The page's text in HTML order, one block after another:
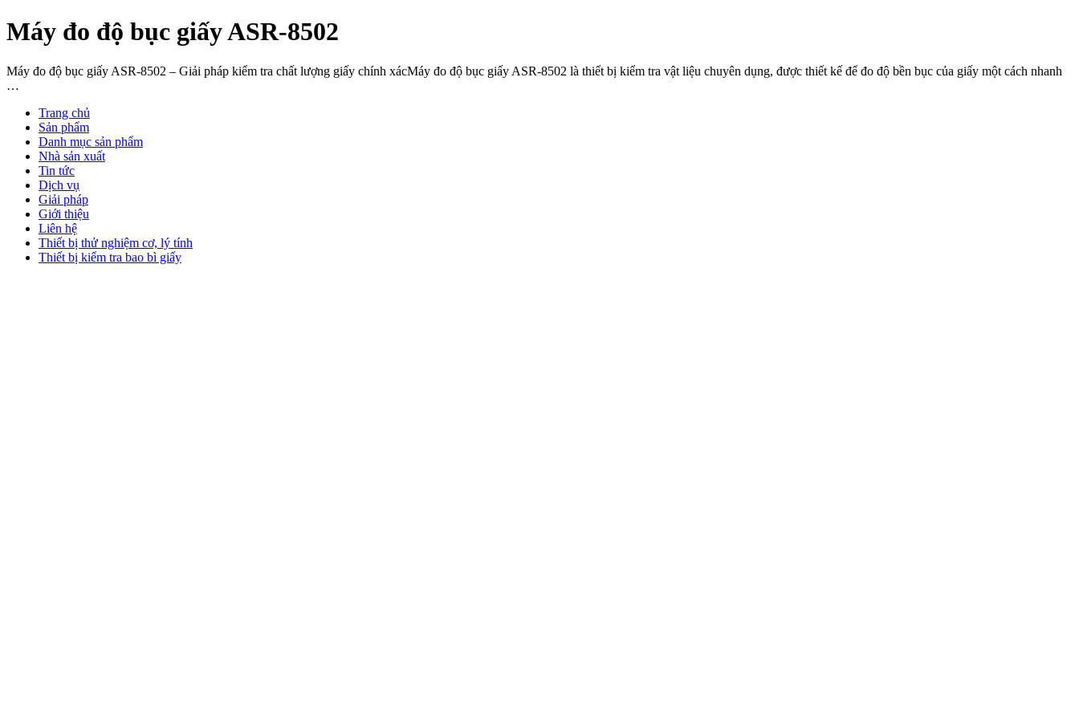
Máy đo độ bục giấy ASR-8502
Máy đo độ bục giấy ASR-8502 – Giải pháp kiểm tra chất lượng giấy chính xácMáy đo độ bục giấy ASR-8502 là thiết bị kiểm tra vật liệu chuyên dụng, được thiết kế để đo độ bền bục của giấy một cách nhanh
…
Trang chủ
Sản phẩm
Danh mục sản phẩm
Nhà sản xuất
Tin tức
Dịch vụ
Giải pháp
Giới thiệu
Liên hệ
Thiết bị thử nghiệm cơ, lý tính
Thiết bị kiểm tra bao bì giấy